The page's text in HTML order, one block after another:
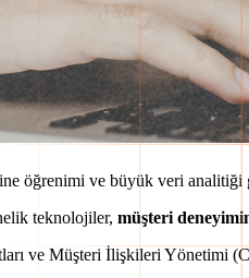
öğrenimi ve büyük veri analitiği
teknolojiler, müşteri
ve Müşteri İlişkileri Yönetimi